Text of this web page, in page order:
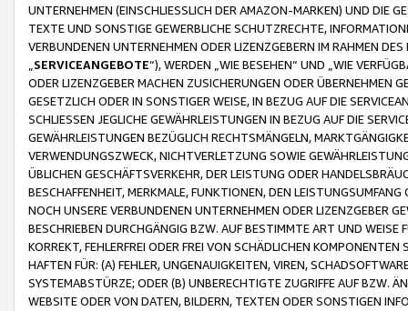
UNTERNEHMEN (EINSCHLIESSLICH DER AMAZON-MARKEN) UND DIE
TEXTE UND SONSTIGE GEWERBLICHE SCHUTZRECHTE,
VERBUNDENEN UNTERNEHMEN ODER LIZENZGEBERN IM RAHMEN
SERVICEANGEBOTE“), WERDEN „WIE BESEHEN“ UND „WIE
ODER LIZENZGEBER MACHEN ZUSICHERUNGEN ODER ÜBERNEHMEN
GESETZLICH ODER IN SONSTIGER WEISE, IN BEZUG AUF DIE
SCHLIESSEN JEGLICHE GEWÄHRLEISTUNGEN IN BEZUG AUF DIE
GEWÄHRLEISTUNGEN BEZÜGLICH RECHTSMÄNGELN,
VERWENDUNGSZWECK, NICHTVERLETZUNG SOWIE
ÜBLICHEN GESCHÄFTSVERKEHR, DER LEISTUNG ODER
BESCHAFFENHEIT, MERKMALE, FUNKTIONEN, DEN
NOCH UNSERE VERBUNDENEN UNTERNEHMEN ODER LIZENZGEBER
BESCHRIEBEN DURCHGÄNGIG BZW. AUF BESTIMMTE ART UND
KORREKT, FEHLERFREI ODER FREI VON SCHÄDLICHEN
HAFTEN FÜR: (A) FEHLER, UNGENAUIGKEITEN, VIREN,
SYSTEMABSTÜRZE; ODER (B) UNBERECHTIGTE ZUGRIFFE AUF BZW.
WEBSITE ODER VON DATEN, BILDERN, TEXTEN ODER SONSTIGEN